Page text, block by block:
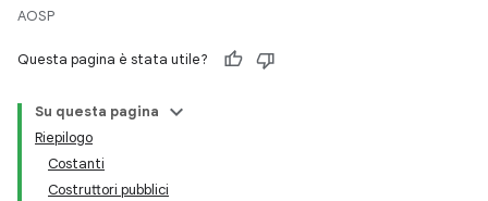
AOSP
Questa pagina è stata utile?
Su questa pagina
Riepilogo
Costanti
Costruttori pubblici